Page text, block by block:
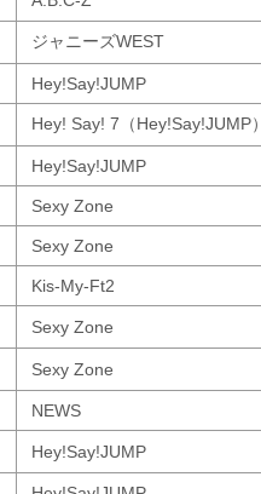
ジャニーズWEST
Hey!Say!JUMP
Hey! Say! 7（Hey!Say!JUMP）
Hey!Say!JUMP
Sexy Zone
Sexy Zone
Kis-My-Ft2
Sexy Zone
Sexy Zone
NEWS
Hey!Say!JUMP